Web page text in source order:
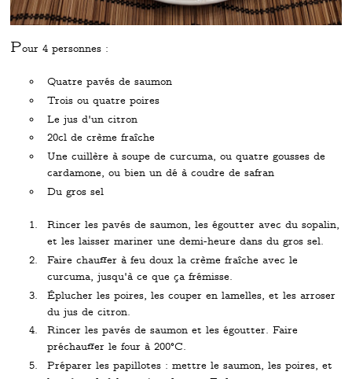
Pour 4 personnes :
Quatre pavés de saumon
Trois ou quatre poires
Le jus d'un citron
20cl de crème fraîche
Une cuillère à soupe de curcuma, ou quatre gousses de
cardamone, ou bien un dé à coudre de safran
Du gros sel
Rincer les pavés de saumon, les égoutter avec du sopalin,
et les laisser mariner une demi-heure dans du gros sel.
Faire chauffer à feu doux la crème fraîche avec le
curcuma, jusqu'à ce que ça frémisse.
Éplucher les poires, les couper en lamelles, et les arroser
du jus de citron.
Rincer les pavés de saumon et les égoutter. Faire
préchauffer le four à 200°C.
Préparer les papillotes : mettre le saumon, les poires, et